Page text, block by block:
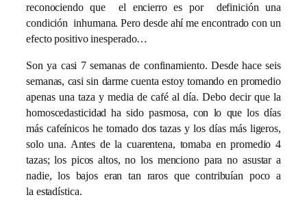
reconociendo que el encierro es por definición una
condición inhumana. Pero desde ahí me encontrado con un
efecto positivo inesperado…
Son ya casi 7 semanas de confinamiento. Desde hace seis
semanas, casi sin darme cuenta estoy tomando en promedio
apenas una taza y media de café al día. Debo decir que la
homoscedasticidad ha sido pasmosa, con lo que los días
más cafeínicos he tomado dos tazas y los días más ligeros,
solo una. Antes de la cuarentena, tomaba en promedio 4
tazas; los picos altos, no los menciono para no asustar a
nadie, los bajos eran tan raros que contribuían poco a
la estadística.